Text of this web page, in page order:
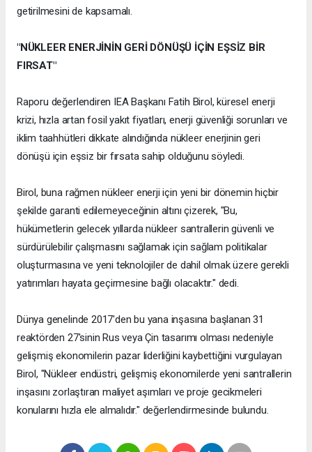
getirilmesini de kapsamalı.
"NÜKLEER ENERJİNİN GERİ DÖNÜŞÜ İÇİN EŞSİZ BİR
FIRSAT"
Raporu değerlendiren IEA Başkanı Fatih Birol, küresel enerji
krizi, hızla artan fosil yakıt fiyatları, enerji güvenliği sorunları ve
iklim taahhütleri dikkate alındığında nükleer enerjinin geri
dönüşü için eşsiz bir fırsata sahip olduğunu söyledi.
Birol, buna rağmen nükleer enerji için yeni bir dönemin hiçbir
şekilde garanti edilemeyeceğinin altını çizerek, "Bu,
hükümetlerin gelecek yıllarda nükleer santrallerin güvenli ve
sürdürülebilir çalışmasını sağlamak için sağlam politikalar
oluşturmasına ve yeni teknolojiler de dahil olmak üzere gerekli
yatırımları hayata geçirmesine bağlı olacaktır." dedi.
Dünya genelinde 2017'den bu yana inşasına başlanan 31
reaktörden 27'sinin Rus veya Çin tasarımı olması nedeniyle
gelişmiş ekonomilerin pazar liderliğini kaybettiğini vurgulayan
Birol, "Nükleer endüstri, gelişmiş ekonomilerde yeni santrallerin
inşasını zorlaştıran maliyet aşımları ve proje gecikmeleri
konularını hızla ele almalıdır." değerlendirmesinde bulundu.